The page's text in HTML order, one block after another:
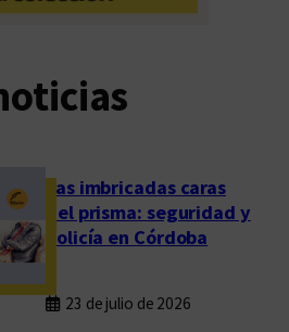
Las imbricadas caras
del prisma: seguridad y
policía en Córdoba
23 de julio de 2026